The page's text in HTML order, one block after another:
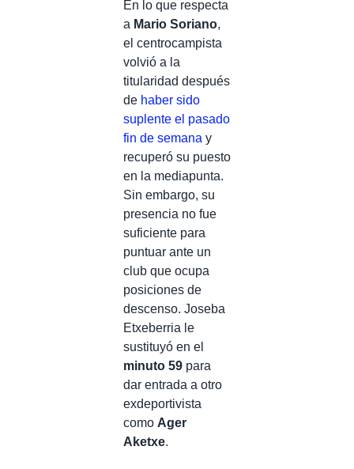
En lo que respecta
a Mario Soriano,
el centrocampista
volvió a la
titularidad después
de haber sido
suplente el pasado
fin de semana y
recuperó su puesto
en la mediapunta.
Sin embargo, su
presencia no fue
suficiente para
puntuar ante un
club que ocupa
posiciones de
descenso. Joseba
Etxeberria le
sustituyó en el
minuto 59 para
dar entrada a otro
exdeportivista
como Ager
Aketxe.